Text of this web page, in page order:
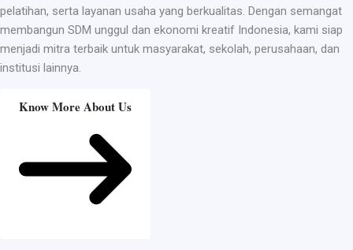
pelatihan, serta layanan usaha yang berkualitas. Dengan semangat
membangun SDM unggul dan ekonomi kreatif Indonesia, kami siap
menjadi mitra terbaik untuk masyarakat, sekolah, perusahaan, dan
institusi lainnya.
Know More About Us